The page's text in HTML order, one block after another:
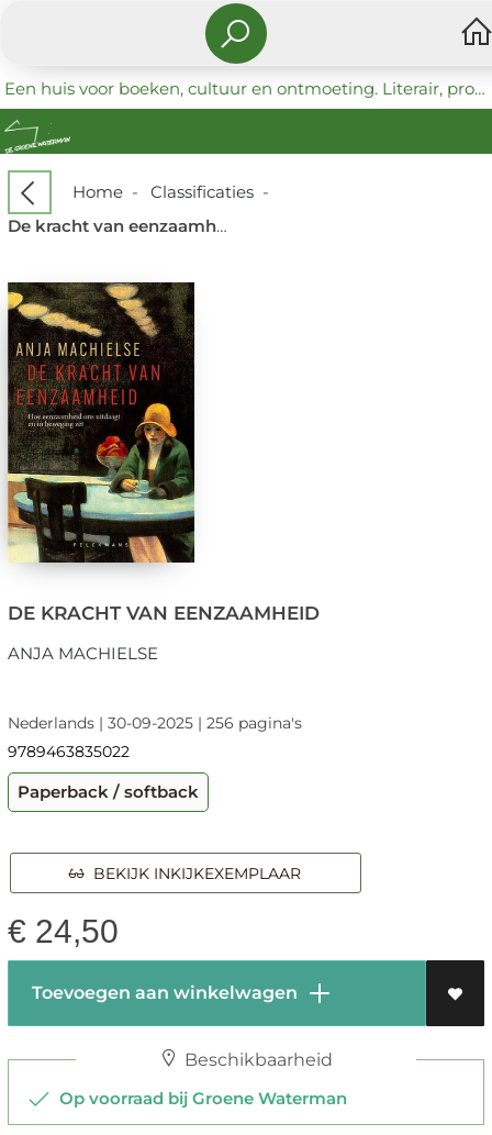
Een huis voor boeken, cultuur en ontmoeting. Literair, progressief en coöperatief.
Home- Classificaties-
De kracht van eenzaamheid
DE KRACHT VAN EENZAAMHEID
ANJA MACHIELSE
Nederlands | 30-09-2025 | 256 pagina's
9789463835022
Paperback / softback
BEKIJK INKIJKEXEMPLAAR
€ 24,50
Toevoegen aan winkelwagen
Beschikbaarheid
Op voorraad bij Groene Waterman